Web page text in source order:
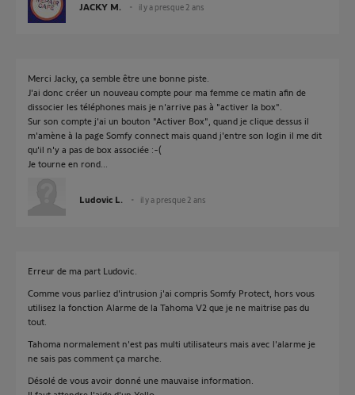
JACKY M. il y a presque 2 ans
Merci Jacky, ça semble être une bonne piste.
J'ai donc créer un nouveau compte pour ma femme ce matin afin de
dissocier les téléphones mais je n'arrive pas à "activer la box".
Sur son compte j'ai un bouton "Activer Box", quand je clique dessus il
m'amène à la page Somfy connect mais quand j'entre son login il me dit
qu'il n'y a pas de box associée :-(
Je tourne en rond...
Ludovic L. il y a presque 2 ans
Erreur de ma part Ludovic.
Comme vous parliez d'intrusion j'ai compris Somfy Protect, hors vous
utilisez la fonction Alarme de la Tahoma V2 que je ne maitrise pas du
tout.
Tahoma normalement n'est pas multi utilisateurs mais avec l'alarme je
ne sais pas comment ça marche.
Désolé de vous avoir donné une mauvaise information.